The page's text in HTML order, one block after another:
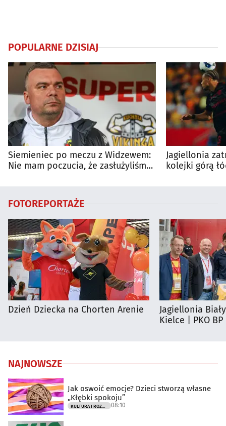
POPULARNE DZISIAJ
Siemieniec po meczu z Widzewem:
Nie mam poczucia, że zasłużyliśmy
Jagiellonia
kolejki górą
FOTOREPORTAŻE
Dzień Dziecka na Chorten Arenie
Jagiellonia
Kielce | PKO
NAJNOWSZE
Jak oswoić emocje? Dzieci stworzą własne
„Kłębki spokoju”
08:10